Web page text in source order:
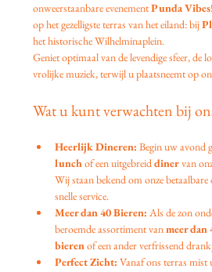
onweerstaanbare evenement Punda Vibes
op het gezelligste terras van het eiland: bij
het historische Wilhelminaplein.
Geniet optimaal van de levendige sfeer, de
vrolijke muziek, terwijl u plaatsneemt op
Wat u kunt verwachten bij
Heerlijk Dineren: Begin uw avond
lunch of een uitgebreid diner van
Wij staan bekend om onze betaalbare
snelle service.
Meer dan 40 Bieren: Als de zon
beroemde assortiment van meer dan
bieren of een ander verfrissend
Perfect Zicht: Vanaf ons terras mist